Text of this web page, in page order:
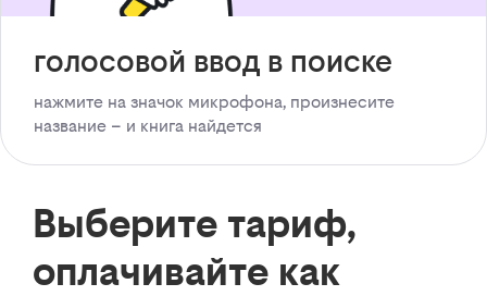
голосовой ввод в поиске
нажмите на значок микрофона, произнесите
название – и книга найдется
Выберите тариф,
оплачивайте как